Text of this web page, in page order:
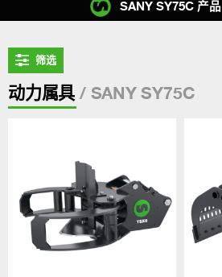
筛选
动力属具 / SANY SY75C
SANY SY75C 产品